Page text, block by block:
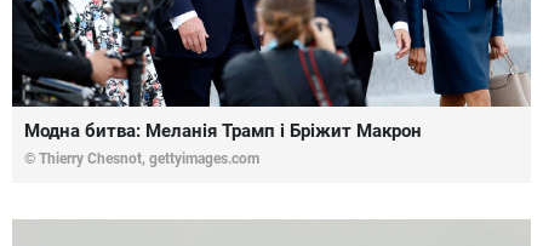
Модна битва: Меланія Трамп і Бріжит Макрон
© Thierry Chesnot, gettyimages.com